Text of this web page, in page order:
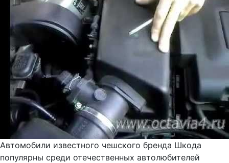
Автомобили известного чешского бренда Шкода
популярны среди отечественных автолюбителей